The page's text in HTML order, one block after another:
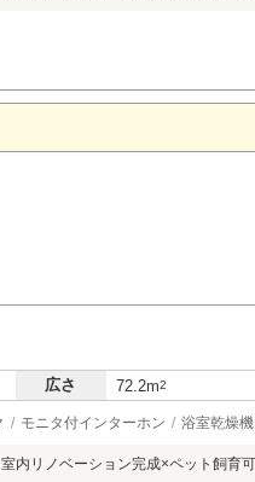
広さ 72.2m2
モニタ付インターホン 浴室乾燥機
室内リノベーション完成×ペット飼育